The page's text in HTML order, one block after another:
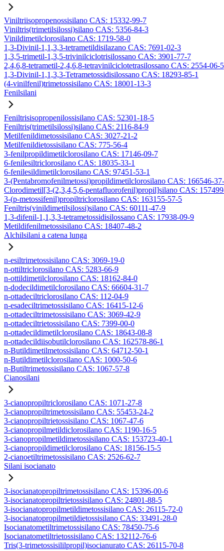
Viniltriisopropenossisilano CAS: 15332-99-7
Viniltris(trimetilsilossi)silano CAS: 5356-84-3
Vinildimetilclorosilano CAS: 1719-58-0
1,3-Divinil-1,1,3,3-tetrametildisilazano CAS: 7691-02-3
1,3,5-trimetil-1,3,5-trivinilciclotrisilossano CAS: 3901-77-7
2,4,6,8-tetrametil-2,4,6,8-tetravinilciclotetrasilossano CAS: 2554-06-5
1,3-Divinil-1,1,3,3-Tetrametossidisilossano CAS: 18293-85-1
(4-vinilfenil)trimetossisilano CAS: 18001-13-3
Fenilsilani
Feniltrisisopropenilossisilano CAS: 52301-18-5
Feniltris(trimetilsilossi)silano CAS: 2116-84-9
Metilfenildimetossisilano CAS: 3027-21-2
Metilfenildietossisilano CAS: 775-56-4
3-fenilpropildimetilclorosilano CAS: 17146-09-7
6-fenilesiltriclorosilano CAS: 18035-33-1
6-fenilesildimetilclorosilano CAS: 97451-53-1
3-(Pentabromofenilmetossi)propildimetilclorosilano CAS: 166546-
Clorodimetil[3-(2,3,4,5,6-pentafluorofenil)propil]silano CAS:
3-(p-metossifenil)propiltriclorosilano CAS: 163155-57-5
Feniltris(vinildimetilsilossi)silano CAS: 60111-47-9
1,3-difenil-1,1,3,3-tetrametossidisilossano CAS: 17938-09-9
Metildifenilmetossisilano CAS: 18407-48-2
Alchilsilani a catena lunga
n-esiltrimetossisilano CAS: 3069-19-0
n-ottiltriclorosilano CAS: 5283-66-9
n-ottildimetilclorosilano CAS: 18162-84-0
n-dodecildimetilclorosilano CAS: 66604-31-7
n-ottadeciltriclorosilano CAS: 112-04-9
n-esadeciltrimetossisilano CAS: 16415-12-6
n-ottadeciltrimetossisilano CAS: 3069-42-9
n-ottadeciltrietossisilano CAS: 7399-00-0
n-ottadecildimetilclorosilano CAS: 18643-08-8
n-ottadecildiisobutilclorosilano CAS: 162578-86-1
n-Butildimetilmetossisilano CAS: 64712-50-1
n-Butildimetilclorosilano CAS: 1000-50-6
n-Butiltrimetossisilano CAS: 1067-57-8
Cianosilani
3-cianopropiltriclorosilano CAS: 1071-27-8
3-cianopropiltrimetossisilano CAS: 55453-24-2
3-cianopropiltrietossisilano CAS: 1067-47-6
3-cianopropilmetildiclorosilano CAS: 1190-16-5
3-cianopropilmetildimetossisilano CAS: 153723-40-1
3-cianopropildimetilclorosilano CAS: 18156-15-5
2-cianoetiltrimetossisilano CAS: 2526-62-7
Silani isocianato
3-isocianatopropiltrimetossisilano CAS: 15396-00-6
3-isocianatopropiltrietossisilano CAS: 24801-88-5
3-isocianatopropilmetildimetossisilano CAS: 26115-72-0
3-isocianatopropilmetildietossisilano CAS: 33491-28-0
Isocianatometiltrimetossisilano CAS: 78450-75-6
Isocianatometiltrietossisilano CAS: 132112-76-6
Tris(3-trimetossisililpropil)isocianurato CAS: 26115-70-8